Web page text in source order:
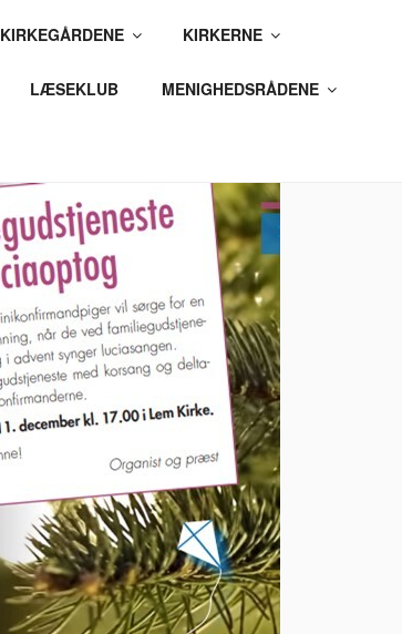
KIRKEGÅRDENE KIRKERNE
LÆSEKLUB MENIGHEDSRÅDENE